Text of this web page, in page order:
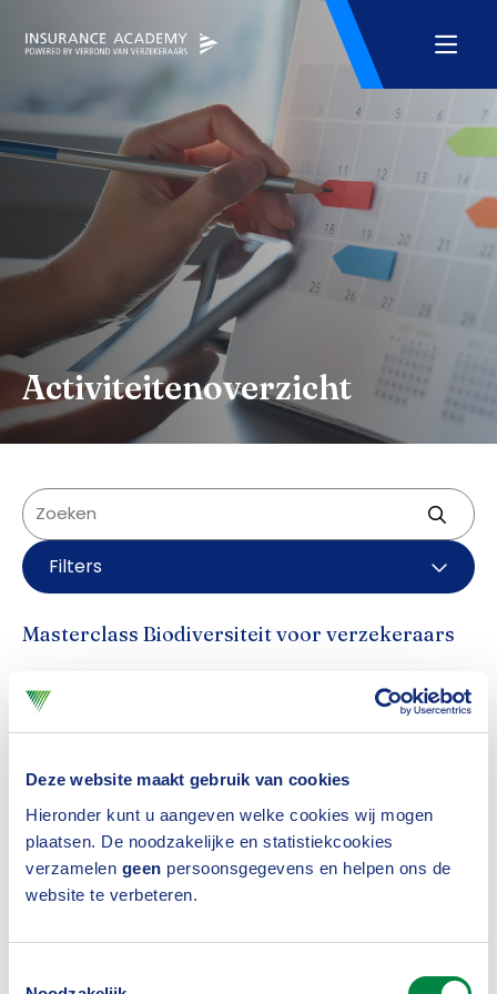
Deze website maakt gebruik van cookies
Hieronder kunt u aangeven welke cookies wij mogen
plaatsen. De noodzakelijke en statistiekcookies
verzamelen geen persoonsgegevens en helpen ons de
website te verbeteren.
Activiteitenoverzicht
Filters
Masterclass Biodiversiteit voor verzekeraars
02-11-2026
van-je-bed-thema meer. Natuurverlies heeft directe
impact op klanten, portefeuilles en economische
stabiliteit. Tijdens deze vernieuwde masterclass
verken je de risico’s én kansen en krijg je praktische